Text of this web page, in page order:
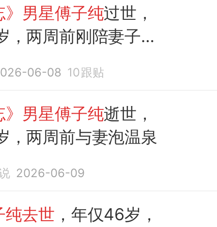
》男星傅子纯过世，
，两周前刚陪妻子泡
06-08 10跟贴
》男星傅子纯逝世，
，两周前与妻泡温泉
2026-06-09
纯去世 ，年仅46岁，